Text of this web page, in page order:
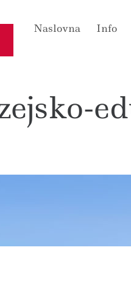
Naslovna Info